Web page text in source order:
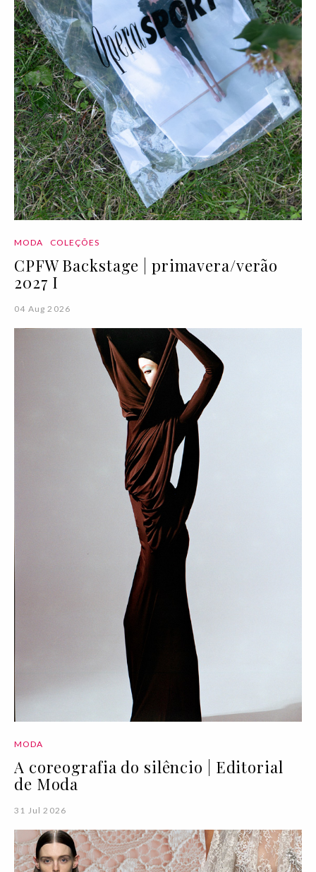
MODA COLEÇÕES
CPFW Backstage | primavera/verão
2027 I
04 Aug 2026
MODA
A coreografia do silêncio | Editorial
de Moda
31 Jul 2026